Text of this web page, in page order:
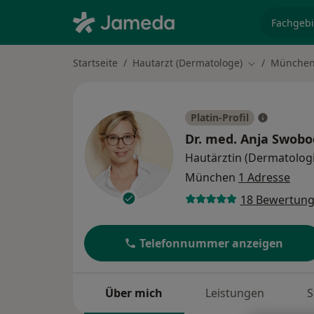
Startseite Hautarzt (Dermatologe) Stadt ändern
München
Platin-Profil
Dr. med. Anja
Hautärztin
München 1 Adresse
18
Telefonnummer anzeigen
Über mich Leistungen